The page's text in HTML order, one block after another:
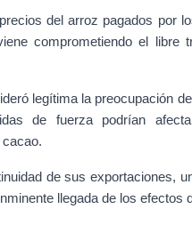
del arroz pagados por
comprometiendo el libre
legítima la preocupación
de fuerza podrían
de sus exportaciones,
llegada de los efectos